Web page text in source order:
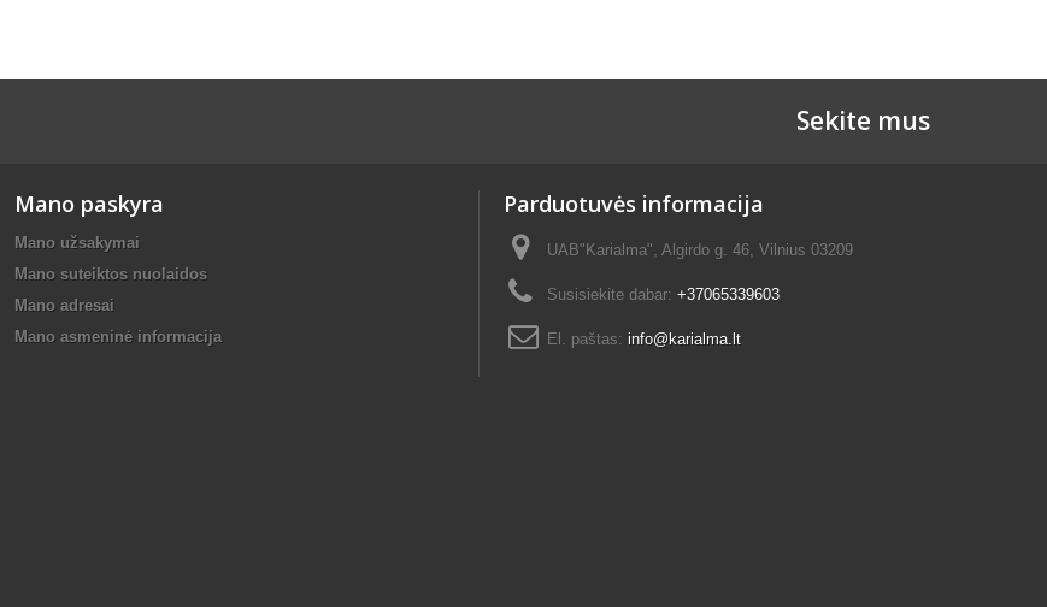
Sekite mus
Mano paskyra
Mano užsakymai
Mano suteiktos nuolaidos
Mano adresai
Mano asmeninė informacija
Parduotuvės informacija
UAB"Karialma", Algirdo g. 46, Vilnius 03209
Susisiekite dabar: +37065339603
El. paštas: info@karialma.lt